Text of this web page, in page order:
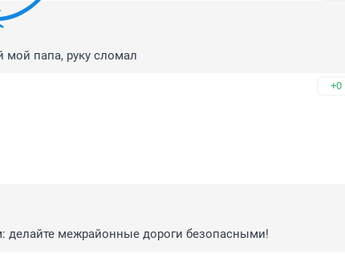
мой папа, руку сломал
+0
делайте межрайонные дороги безопасными!